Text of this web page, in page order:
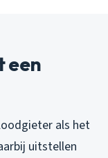
een
als het
uitstellen